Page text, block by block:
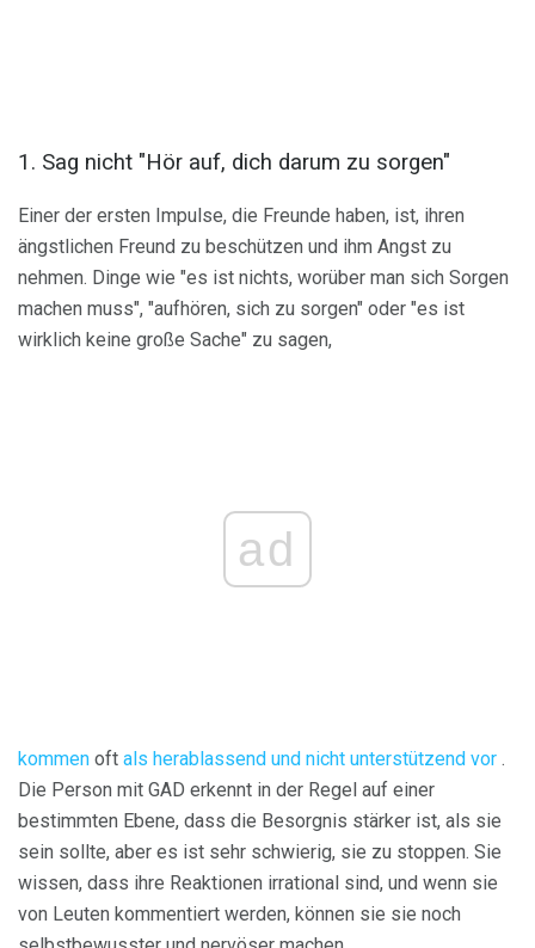
1. Sag nicht "Hör auf, dich darum zu sorgen"
Einer der ersten Impulse, die Freunde haben, ist, ihren
ängstlichen Freund zu beschützen und ihm Angst zu
nehmen. Dinge wie "es ist nichts, worüber man sich Sorgen
machen muss", "aufhören, sich zu sorgen" oder "es ist
wirklich keine große Sache" zu sagen,
ad
kommen oft als herablassend und nicht unterstützend vor .
Die Person mit GAD erkennt in der Regel auf einer
bestimmten Ebene, dass die Besorgnis stärker ist, als sie
sein sollte, aber es ist sehr schwierig, sie zu stoppen. Sie
wissen, dass ihre Reaktionen irrational sind, und wenn sie
von Leuten kommentiert werden, können sie sie noch